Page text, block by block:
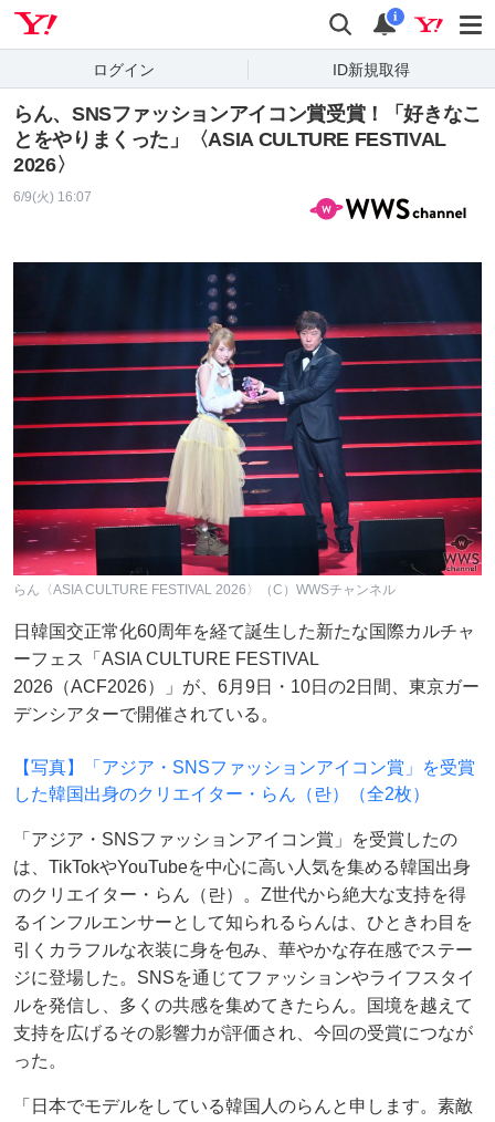
検索 通知
i
ログイン ID新規取得
らん、SNSファッションアイコン賞受賞！「好きなこ
とをやりまくった」〈ASIA CULTURE FESTIVAL
2026〉
6/9(火) 16:07
らん〈ASIA CULTURE FESTIVAL 2026〉（C）WWSチャンネル
日韓国交正常化60周年を経て誕生した新たな国際カルチャ
ーフェス「ASIA CULTURE FESTIVAL
2026（ACF2026）」が、6月9日・10日の2日間、東京ガー
デンシアターで開催されている。
【写真】「アジア・SNSファッションアイコン賞」を受賞
した韓国出身のクリエイター・らん（란）（全2枚）
「アジア・SNSファッションアイコン賞」を受賞したの
は、TikTokやYouTubeを中心に高い人気を集める韓国出身
のクリエイター・らん（란）。Z世代から絶大な支持を得
るインフルエンサーとして知られるらんは、ひときわ目を
引くカラフルな衣装に身を包み、華やかな存在感でステー
ジに登場した。SNSを通じてファッションやライフスタイ
ルを発信し、多くの共感を集めてきたらん。国境を越えて
支持を広げるその影響力が評価され、今回の受賞につなが
った。
「日本でモデルをしている韓国人のらんと申します。素敵